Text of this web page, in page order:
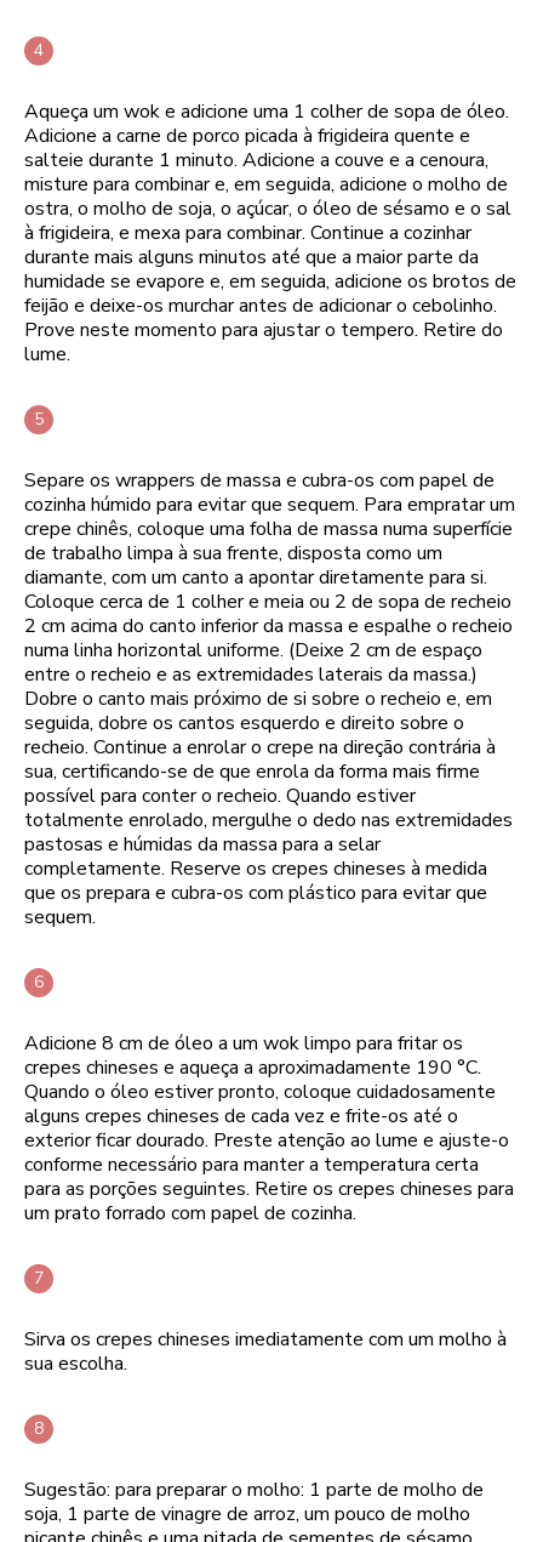
Aqueça um wok e adicione uma 1 colher de sopa de óleo.
Adicione a carne de porco picada à frigideira quente e
salteie durante 1 minuto. Adicione a couve e a cenoura,
misture para combinar e, em seguida, adicione o molho de
ostra, o molho de soja, o açúcar, o óleo de sésamo e o sal
à frigideira, e mexa para combinar. Continue a cozinhar
durante mais alguns minutos até que a maior parte da
humidade se evapore e, em seguida, adicione os brotos de
feijão e deixe-os murchar antes de adicionar o cebolinho.
Prove neste momento para ajustar o tempero. Retire do
lume.
Separe os wrappers de massa e cubra-os com papel de
cozinha húmido para evitar que sequem. Para empratar um
crepe chinês, coloque uma folha de massa numa superfície
de trabalho limpa à sua frente, disposta como um
diamante, com um canto a apontar diretamente para si.
Coloque cerca de 1 colher e meia ou 2 de sopa de recheio
2 cm acima do canto inferior da massa e espalhe o recheio
numa linha horizontal uniforme. (Deixe 2 cm de espaço
entre o recheio e as extremidades laterais da massa.)
Dobre o canto mais próximo de si sobre o recheio e, em
seguida, dobre os cantos esquerdo e direito sobre o
recheio. Continue a enrolar o crepe na direção contrária à
sua, certificando-se de que enrola da forma mais firme
possível para conter o recheio. Quando estiver
totalmente enrolado, mergulhe o dedo nas extremidades
pastosas e húmidas da massa para a selar
completamente. Reserve os crepes chineses à medida
que os prepara e cubra-os com plástico para evitar que
sequem.
Adicione 8 cm de óleo a um wok limpo para fritar os
crepes chineses e aqueça a aproximadamente 190 °C.
Quando o óleo estiver pronto, coloque cuidadosamente
alguns crepes chineses de cada vez e frite-os até o
exterior ficar dourado. Preste atenção ao lume e ajuste-o
conforme necessário para manter a temperatura certa
para as porções seguintes. Retire os crepes chineses para
um prato forrado com papel de cozinha.
Sirva os crepes chineses imediatamente com um molho à
sua escolha.
Sugestão: para preparar o molho: 1 parte de molho de
soja, 1 parte de vinagre de arroz, um pouco de molho